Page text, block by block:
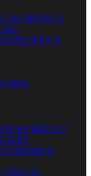
PISTOLA
HUMEDAD